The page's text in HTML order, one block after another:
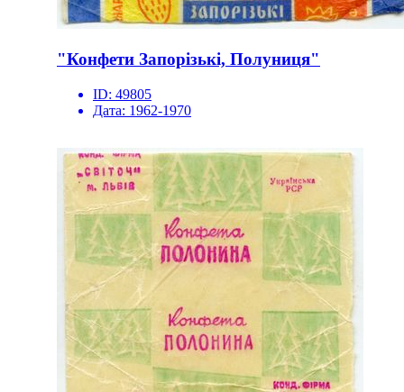
"Конфети Запорізькі, Полуниця"
ID: 49805
Дата: 1962-1970